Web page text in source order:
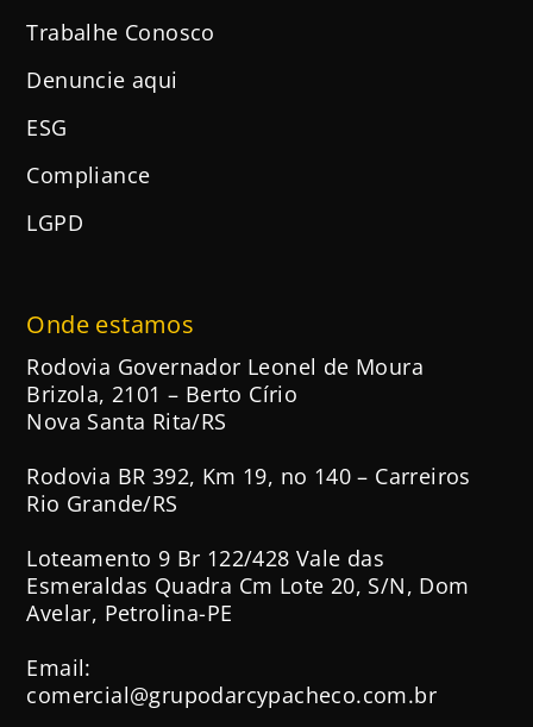
Trabalhe Conosco
Denuncie aqui
ESG
Compliance
LGPD
Onde estamos
Rodovia Governador Leonel de Moura
Brizola, 2101 – Berto Círio
Nova Santa Rita/RS
Rodovia BR 392, Km 19, no 140 – Carreiros
Rio Grande/RS
Loteamento 9 Br 122/428 Vale das
Esmeraldas Quadra Cm Lote 20, S/N, Dom
Avelar, Petrolina-PE
Email:
comercial@grupodarcypacheco.com.br